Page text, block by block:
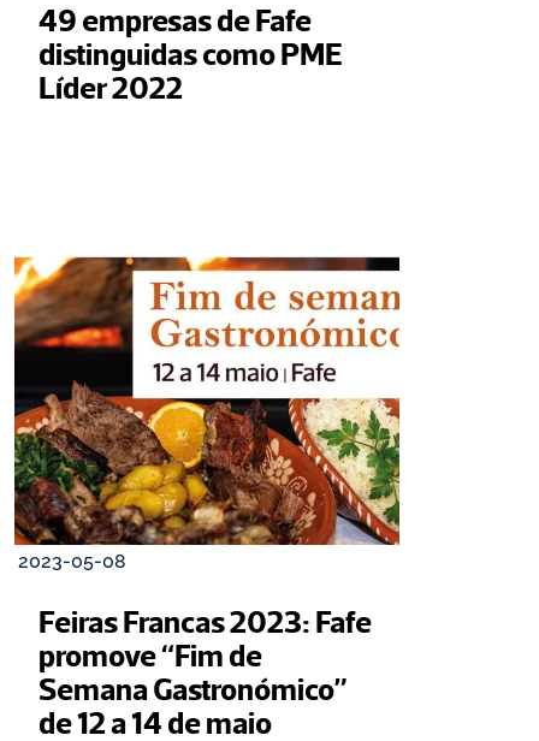
49 empresas de Fafe
distinguidas como PME
Líder 2022
2023-05-08
Feiras Francas 2023: Fafe
promove “Fim de
Semana Gastronómico”